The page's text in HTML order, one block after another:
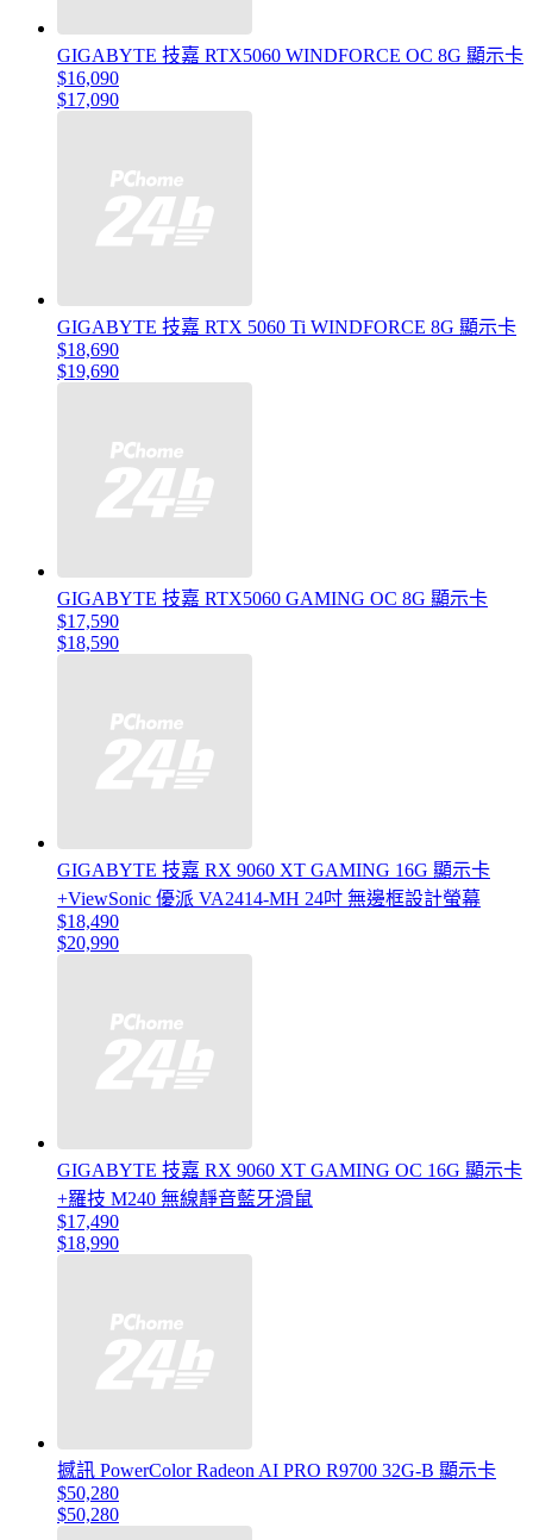
GIGABYTE 技嘉 RTX5060 WINDFORCE OC 8G 顯示卡
$16,090
$17,090
GIGABYTE 技嘉 RTX 5060 Ti WINDFORCE 8G 顯示卡
$18,690
$19,690
GIGABYTE 技嘉 RTX5060 GAMING OC 8G 顯示卡
$17,590
$18,590
GIGABYTE 技嘉 RX 9060 XT GAMING 16G 顯示卡
+ViewSonic 優派 VA2414-MH 24吋 無邊框設計螢幕
$18,490
$20,990
GIGABYTE 技嘉 RX 9060 XT GAMING OC 16G 顯示卡
+羅技 M240 無線靜音藍牙滑鼠
$17,490
$18,990
撼訊 PowerColor Radeon AI PRO R9700 32G-B 顯示卡
$50,280
$50,280